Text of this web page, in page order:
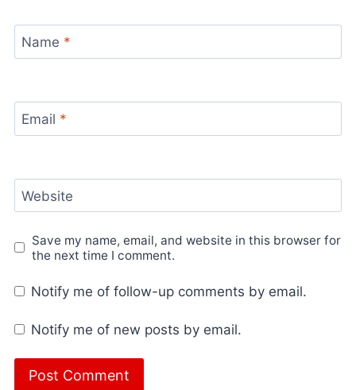
Name *
Email *
Website
Save my name, email, and website in this browser for
the next time I comment.
Notify me of follow-up comments by email.
Notify me of new posts by email.